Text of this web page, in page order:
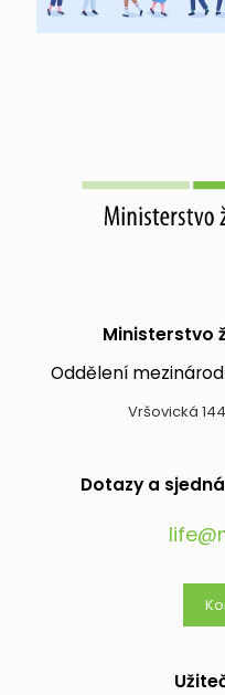
Ministerstvo
Oddělení
Vršovická
Dotazy a